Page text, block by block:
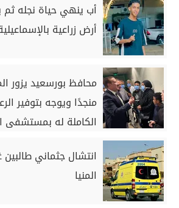
أب ينهي حياة نجله ثم
أرض زراعية
محافظ بورسعيد يزور
منجدًا ويوجه بتوفير
الكاملة له بمستشفى
انتشال جثماني
المنيا